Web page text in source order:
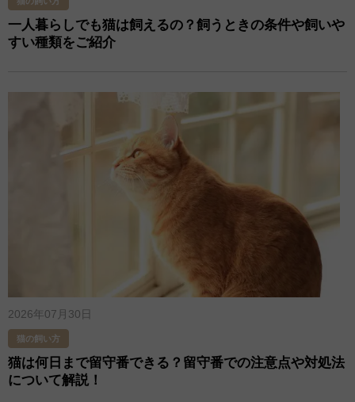
一人暮らしでも猫は飼えるの？飼うときの条件や飼いや
すい種類をご紹介
2026年07月30日
猫の飼い方
猫は何日まで留守番できる？留守番での注意点や対処法
について解説！